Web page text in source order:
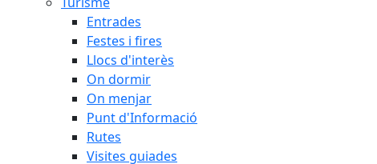
Entrades
Festes i fires
Llocs d'interès
On dormir
On menjar
Punt d'Informació
Rutes
Visites guiades